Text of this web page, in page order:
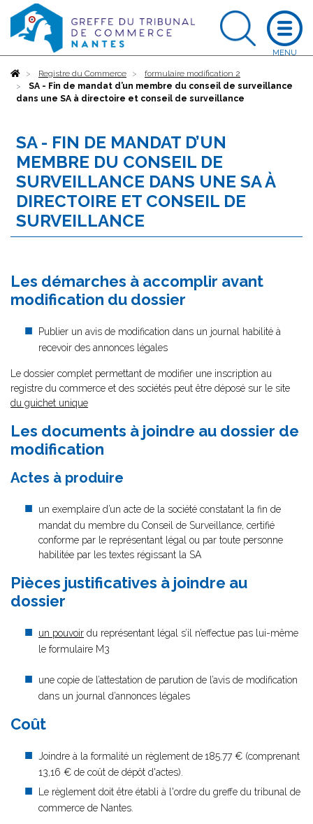
AccueilRegistre du Commerce
formulaire modification 2
SA - Fin de mandat d’un membre du conseil de surveillance
dans une SA à directoire et conseil de surveillance
SA - FIN DE MANDAT D’UN
MEMBRE DU CONSEIL DE
SURVEILLANCE DANS UNE SA À
DIRECTOIRE ET CONSEIL DE
SURVEILLANCE
Les démarches à accomplir avant
modification du dossier
Publier un avis de modification dans un journal habilité à
recevoir des annonces légales
Le dossier complet permettant de modifier une inscription au
registre du commerce et des sociétés peut être déposé sur le site
du guichet unique
Les documents à joindre au dossier de
modification
Actes à produire
un exemplaire d’un acte de la société constatant la fin de
mandat du membre du Conseil de Surveillance, certifié
conforme par le représentant légal ou par toute personne
habilitée par les textes régissant la SA
Pièces justificatives à joindre au
dossier
un pouvoir du représentant légal s’il n’effectue pas lui-même
le formulaire M3
une copie de l’attestation de parution de l’avis de modification
dans un journal d’annonces légales
Coût
Joindre à la formalité un règlement de185.77 € (comprenant
13,16 € de coût de dépôt d'actes).
Le règlement doit être établi à l'ordre du greffe du tribunal de
commerce de Nantes.